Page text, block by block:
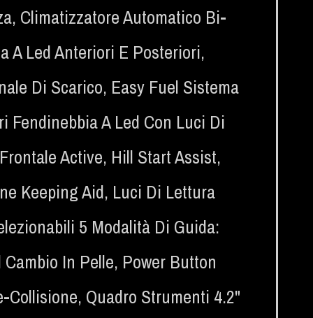
, Climatizzatore Automatico Bi-
A Led Anteriori E Posteriori,
Di Scarico, Easy Fuel Sistema
Fendinebbia A Led Con Luci Di
Active, Hill Start Assist,
Keeping Aid, Luci Di Lettura
5 Modalità Di Guida:
In Pelle, Power Button
Collisione, Quadro Strumenti 4.2"